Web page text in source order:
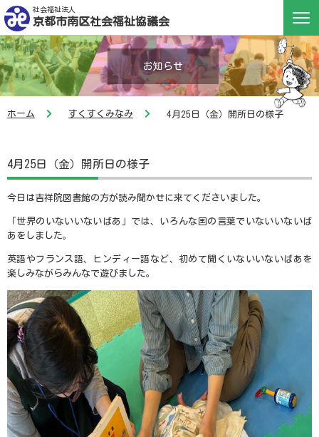
社会福祉法人
京都市南区社会福祉協議会
お知らせ
ホーム すくすくみなみ 4月25日（金）開所日の様子
4月25日（金）開所日の様子
今日は吉祥院図書館の方が読み聞かせに来てくださいました。
「世界のいないいないばあ」では、いろんな国の言葉でいないいないば
あをしました。
英語やフランス語、ヒンディー語など、初めて聞くいないいないばあを
楽しみながらみんなで遊びました。